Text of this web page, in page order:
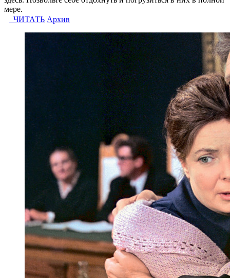
мере.
ЧИТАТЬ Архив